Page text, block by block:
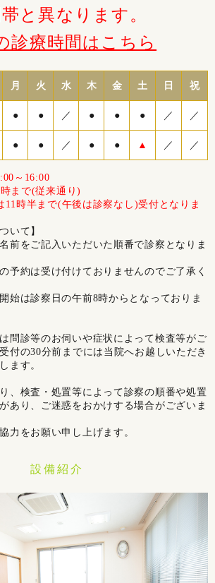
と異なります。
診療時間はこちら
月 火 水 木 金 土 日 祝
● ● ／ ● ● ● ／ ／
● ● ／ ● ● ▲ ／ ／
～16:00
まで(従来通り)
時半まで(午後は診察なし)受付となりま
いて】
前をご記入いただいた順番で診察となりま
予約は受け付けておりませんのでご了承く
始は診察日の午前8時からとなっておりま
問診等のお伺いや症状によって検査等がご
付の30分前までには当院へお越しいただき
ます。
、検査・処置等によって診察の順番や処置
あり、ご迷惑をおかけする場合がございま
力をお願い申し上げます。
設備紹介